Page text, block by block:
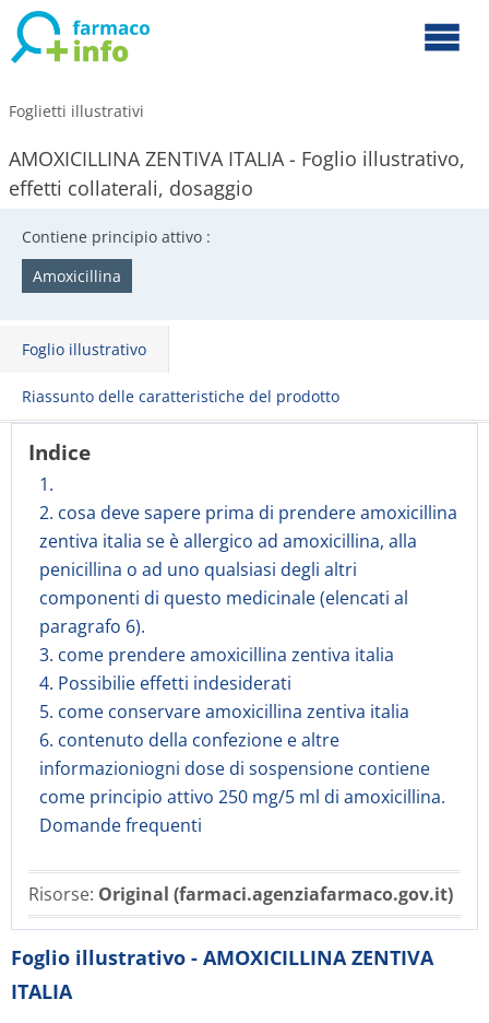
Foglietti illustrativi
AMOXICILLINA ZENTIVA ITALIA - Foglio illustrativo,
effetti collaterali, dosaggio
Contiene principio attivo :
Amoxicillina
Foglio illustrativo
Riassunto delle caratteristiche del prodotto
Indice
1.
2. cosa deve sapere prima di prendere amoxicillina
zentiva italia se è allergico ad amoxicillina, alla
penicillina o ad uno qualsiasi degli altri
componenti di questo medicinale (elencati al
paragrafo 6).
3. come prendere amoxicillina zentiva italia
4. Possibilie effetti indesiderati
5. come conservare amoxicillina zentiva italia
6. contenuto della confezione e altre
informazioniogni dose di sospensione contiene
come principio attivo 250 mg/5 ml di amoxicillina.
Domande frequenti
Risorse: Original (farmaci.agenziafarmaco.gov.it)
Foglio illustrativo - AMOXICILLINA ZENTIVA
ITALIA